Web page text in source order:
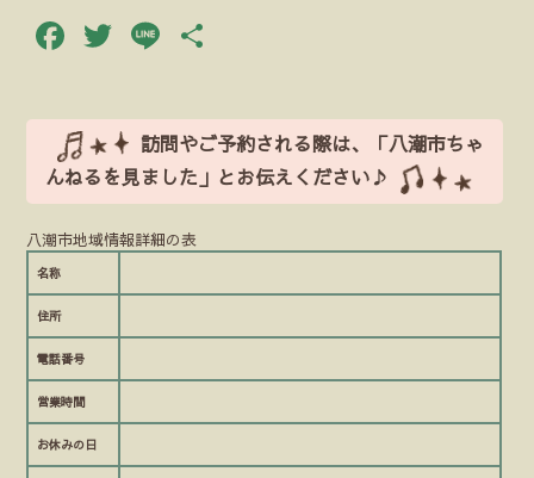
Facebook
Twitter
Line
訪問やご予約される際は、「八潮市ちゃ
んねるを見ました」とお伝えください♪
八潮市地域情報詳細の表
名称
住所
電話番号
営業時間
お休みの日